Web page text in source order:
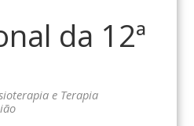
da 12ª
e Terapia